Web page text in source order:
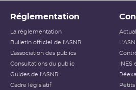
Réglementation
La réglementation
Bulletin officiel de l'ASNR
L’association des publics
Consultations du public
Guides de l'ASNR
Cadre législatif
INES